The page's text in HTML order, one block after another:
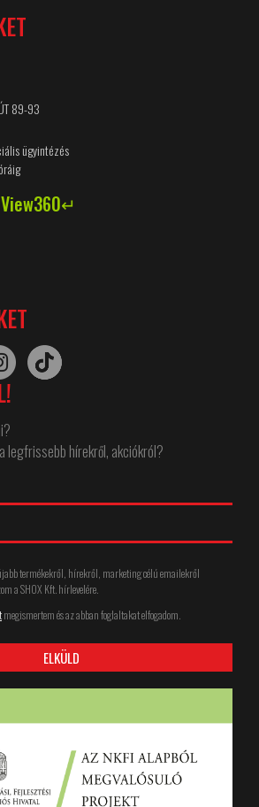
89-93
ügyintézés
legfrissebb hírekről, akciókról?
termékekről, hírekről, marketing célú emailekről
a SHOX Kft. hírlevelére.
megismertem és az abban foglaltakat elfogadom.